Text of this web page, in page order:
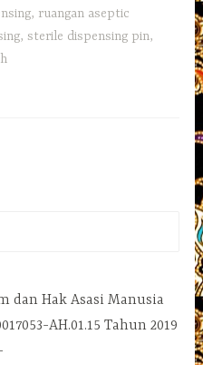
, ruangan aseptic
,sterile dispensing pin,
dan Hak Asasi Manusia
AH.01.15 Tahun 2019